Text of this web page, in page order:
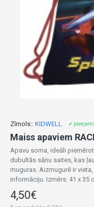
Zīmols:: KIDWELL ✔
Maiss apaviem
Apavu soma, ideāli
dubultās sānu saites, kas
muguras. Aizmugurē ir
informāciju. Izmērs: 41 x 35
4,50€